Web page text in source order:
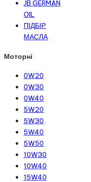
JB GERMAN
OIL
ПІДБІР
МАСЛА
Моторні
0W20
0W30
0W40
5W20
5W30
5W40
5W50
10W30
10W40
15W40